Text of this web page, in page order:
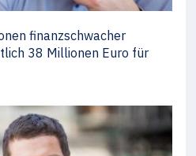
finanzschwacher
38 Millionen Euro für